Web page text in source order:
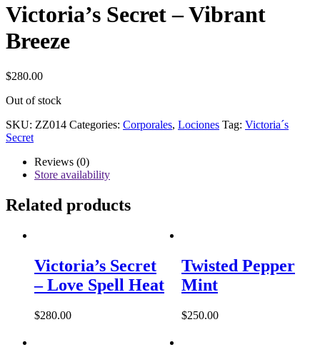
Victoria’s Secret – Vibrant
Breeze
$280.00
Out of stock
SKU: ZZ014 Categories: Corporales, Lociones Tag: Victoria´s
Secret
Reviews (0)
Store availability
Related products
Victoria’s Secret
– Love Spell Heat
$280.00
Twisted Pepper
Mint
$250.00